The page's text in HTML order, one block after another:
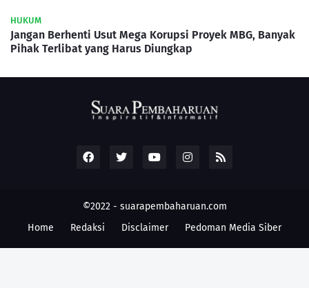
HUKUM
Jangan Berhenti Usut Mega Korupsi Proyek MBG, Banyak
Pihak Terlibat yang Harus Diungkap
©2022 - suarapembaharuan.com
Home
Redaksi Disclaimer Pedoman Media Siber